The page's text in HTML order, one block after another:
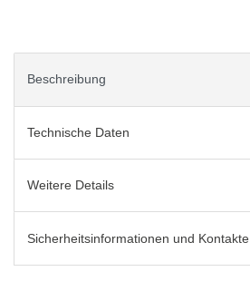
Beschreibung
Technische Daten
Weitere Details
Sicherheitsinformationen und Kontakte